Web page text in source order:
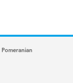
Pomeranian